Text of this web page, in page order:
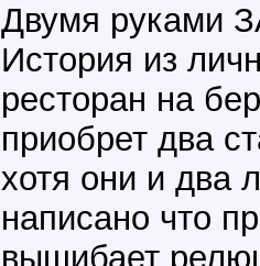
Двумя руками
История из
ресторан на
приобрет два
хотя они и два
написано что
вышибает